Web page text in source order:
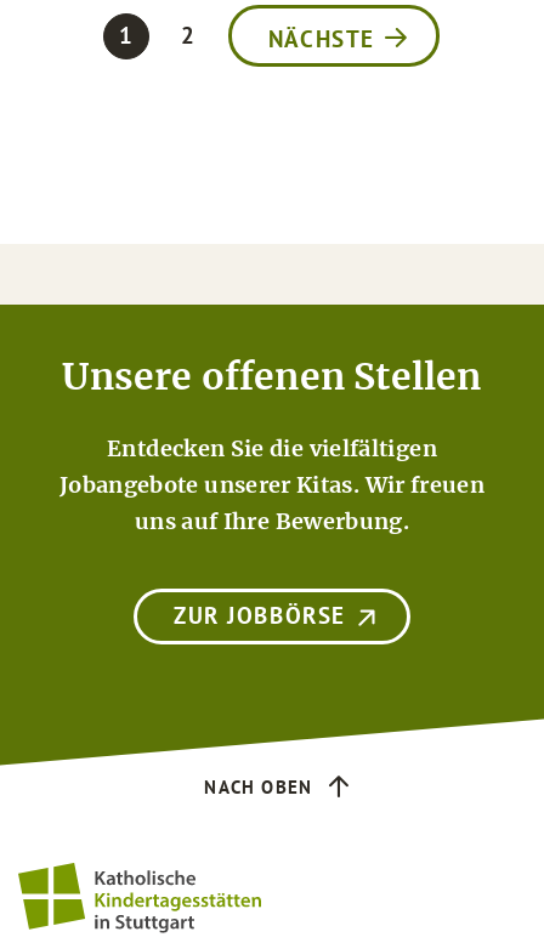
1 2 NÄCHSTE
Unsere offenen Stellen
Entdecken Sie die vielfältigen
Jobangebote unserer Kitas. Wir freuen
uns auf Ihre Bewerbung.
ZUR JOBBÖRSE
NACH OBEN